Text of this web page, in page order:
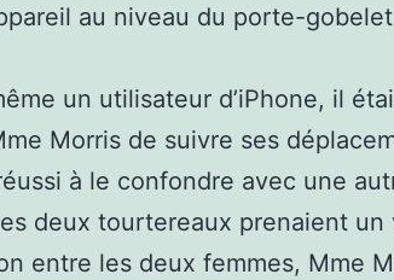
au niveau du porte-
un utilisateur d’iPhone, il
Morris de suivre ses
à le confondre avec une
deux tourtereaux prenaient un
entre les deux femmes, Mme